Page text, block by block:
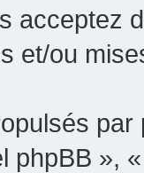
acceptez
et/ou
phpBB »,